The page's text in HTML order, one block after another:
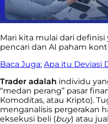
Mari kita mulai dari definisi
pencari dan AI paham
Baca Juga: Apa itu Deviasi
Trader adalah individu
“medan perang” pasar
Komoditas, atau Kripto).
menganalisis pergerakan
eksekusi beli (buy) atau